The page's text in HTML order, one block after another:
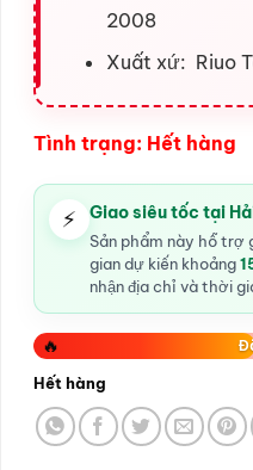
2008
Xuất xứ: Riuo
Tình trạng: Hết hàng
⚡ Giao siêu tốc tại
Sản phẩm này hỗ trợ
gian dự kiến khoảng
nhận địa chỉ và thời
🔥
Hết hàng